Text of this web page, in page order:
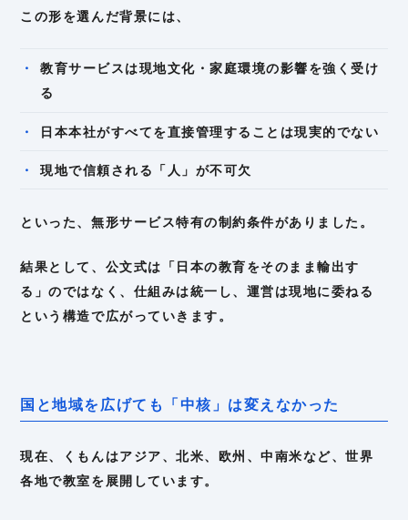
この形を選んだ背景には、
教育サービスは現地文化・家庭環境の影響を強く受け
る
日本本社がすべてを直接管理することは現実的でない
現地で信頼される「人」が不可欠
といった、無形サービス特有の制約条件がありました。
結果として、公文式は「日本の教育をそのまま輸出す
る」のではなく、仕組みは統一し、運営は現地に委ねる
という構造で広がっていきます。
国と地域を広げても「中核」は変えなかった
現在、くもんはアジア、北米、欧州、中南米など、世界
各地で教室を展開しています。